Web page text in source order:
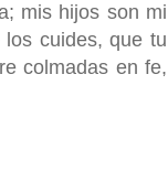
mis hijos son mi
cuides, que tu
colmadas en fe,